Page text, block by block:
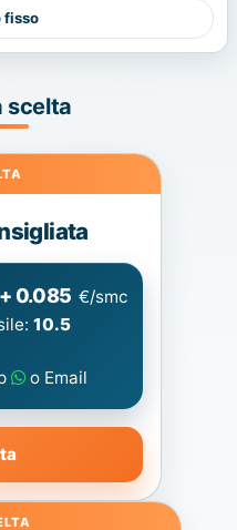
fisso
scelta
0.085 €/smc
10.5
o Email